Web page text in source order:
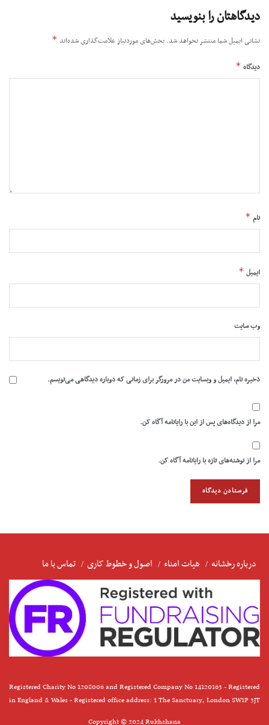
دیدگاهتان را بنویسید
نشانی ایمیل شما منتشر نخواهد شد. بخش‌های موردنیاز علامت‌گذاری شده‌اند *
دیدگاه *
نام *
ایمیل *
وب‌ سایت
ذخیره نام، ایمیل و وبسایت من در مرورگر برای زمانی که دوباره دیدگاهی می‌نویسم.
مرا از دیدگاه‌های پس از این با رایانامه آگاه کن.
مرا از نوشته‌های تازه با رایانامه آگاه کن.
درباره رخشانه هیات امناء اصول و خطوط کاری تماس با ما
Registered Charity No 1208006 and Registered Company No 14120163 - Registered
in England & Wales - Registered office address: 1 The Sanctuary, London SW1P 3JT
Copyright © 2024 Rukhshana